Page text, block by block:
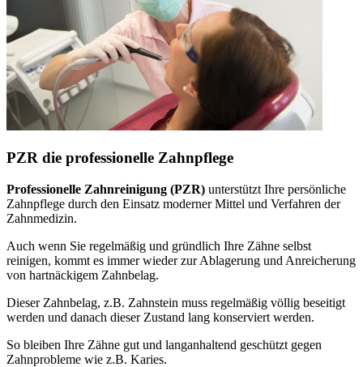
PZR die professionelle Zahnpflege
Professionelle Zahnreinigung (PZR) unterstützt Ihre persönliche
Zahnpflege durch den Einsatz moderner Mittel und Verfahren der
Zahnmedizin.
Auch wenn Sie regelmäßig und gründlich Ihre Zähne selbst
reinigen, kommt es immer wieder zur Ablagerung und Anreicherung
von hartnäckigem Zahnbelag.
Dieser Zahnbelag, z.B. Zahnstein muss regelmäßig völlig beseitigt
werden und danach dieser Zustand lang konserviert werden.
So bleiben Ihre Zähne gut und langanhaltend geschützt gegen
Zahnprobleme wie z.B. Karies.